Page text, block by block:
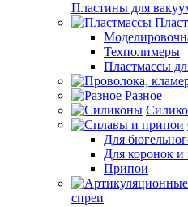
Пластины для
Техполимеры
Пластмассы
Разное
Для
Для коронок и
Припои
спреи